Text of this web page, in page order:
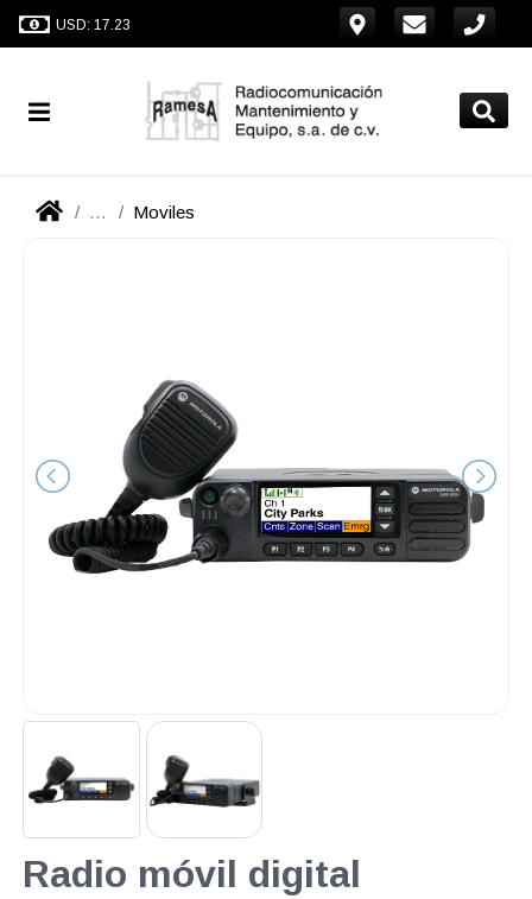
USD: 17.23
... Moviles
Radio móvil digital